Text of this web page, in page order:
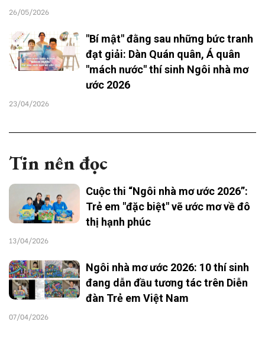
26/05/2026
"Bí mật" đằng sau những bức tranh
đạt giải: Dàn Quán quân, Á quân
"mách nước" thí sinh Ngôi nhà mơ
ước 2026
23/04/2026
Tin nên đọc
Cuộc thi “Ngôi nhà mơ ước 2026”:
Trẻ em "đặc biệt" vẽ ước mơ về đô
thị hạnh phúc
13/04/2026
Ngôi nhà mơ ước 2026: 10 thí sinh
đang dẫn đầu tương tác trên Diễn
đàn Trẻ em Việt Nam
07/04/2026